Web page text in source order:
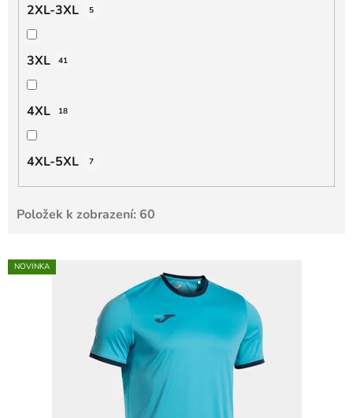
2XL-3XL 5
3XL 41
4XL 18
4XL-5XL 7
Položek k zobrazení: 60
V
ý
NOVINKA